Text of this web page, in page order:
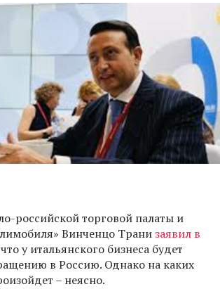
российской торговой палаты и
Винченцо Транизаявил в
у итальянского бизнеса будет
в Россию. Однако на каких
– неясно.